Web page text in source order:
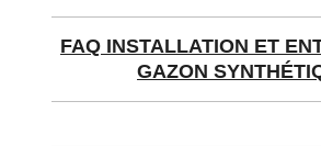
FAQ INSTALLATION ET
GAZON